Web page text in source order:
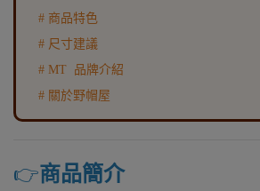
# 商品特色
# 尺寸建議
# MT 品牌介紹
# 關於野帽屋
👉️商品簡介